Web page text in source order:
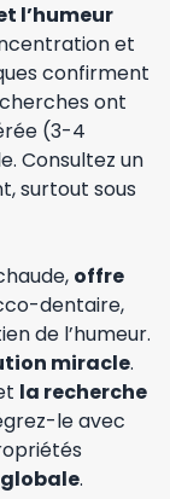
l’humeur
et
confirment
ont
(3-4
Consultez un
surtout sous
offre
dentaire,
de l’humeur.
miracle.
la recherche
le avec
.